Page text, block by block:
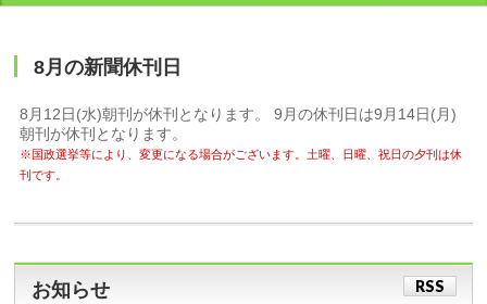
8月の新聞休刊日
8月12日(水)朝刊が休刊となります。 9月の休刊日は9月14日(月)
朝刊が休刊となります。
※国政選挙等により、変更になる場合がございます。土曜、日曜、祝日の夕刊は休
刊です。
お知らせ RSS